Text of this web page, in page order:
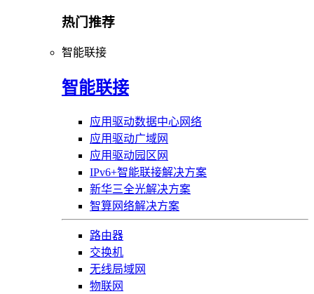
热门推荐
智能联接
智能联接
应用驱动数据中心网络
应用驱动广域网
应用驱动园区网
IPv6+智能联接解决方案
新华三全光解决方案
智算网络解决方案
路由器
交换机
无线局域网
物联网